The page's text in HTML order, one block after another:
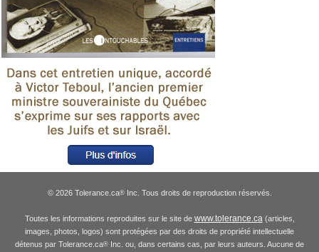
© 2026 Tolerance.ca®Inc. Tous droits de reproduction réservés.
Toutes les informations reproduites sur le site de www.tolerance.ca(articles,
images, photos, logos) sont protégées par des droits de propriété intellectuelle
détenus par Tolerance.ca® Inc. ou, dans certains cas, par leurs auteurs. Aucune de